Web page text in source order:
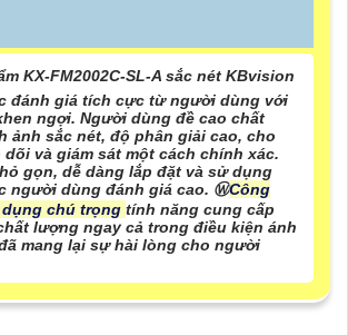
KX-FM2002C-SL-A sắc nét KBvision
đánh giá tích cực từ người dùng với
ngợi. Người dùng đề cao chất
ảnh sắc nét, độ phân giải cao, cho
dõi và giám sát một cách chính xác.
gọn, dễ dàng lắp đặt và sử dụng
người dùng đánh giá cao. ⓌCông
chú trọng tính năng cung cấp
lượng ngay cả trong điều kiện ánh
mang lại sự hài lòng cho người